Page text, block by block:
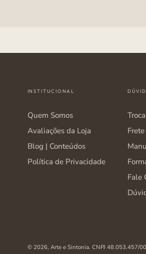
INSTITUCIONAL
Quem Somos
Avaliações da Loja
Blog | Conteúdos
Política de Privacidade
Fale
© 2026, Arte e Sintonia. CNPJ 48.053.457/